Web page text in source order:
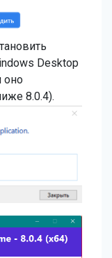
Desktop
оно
8.0.4).